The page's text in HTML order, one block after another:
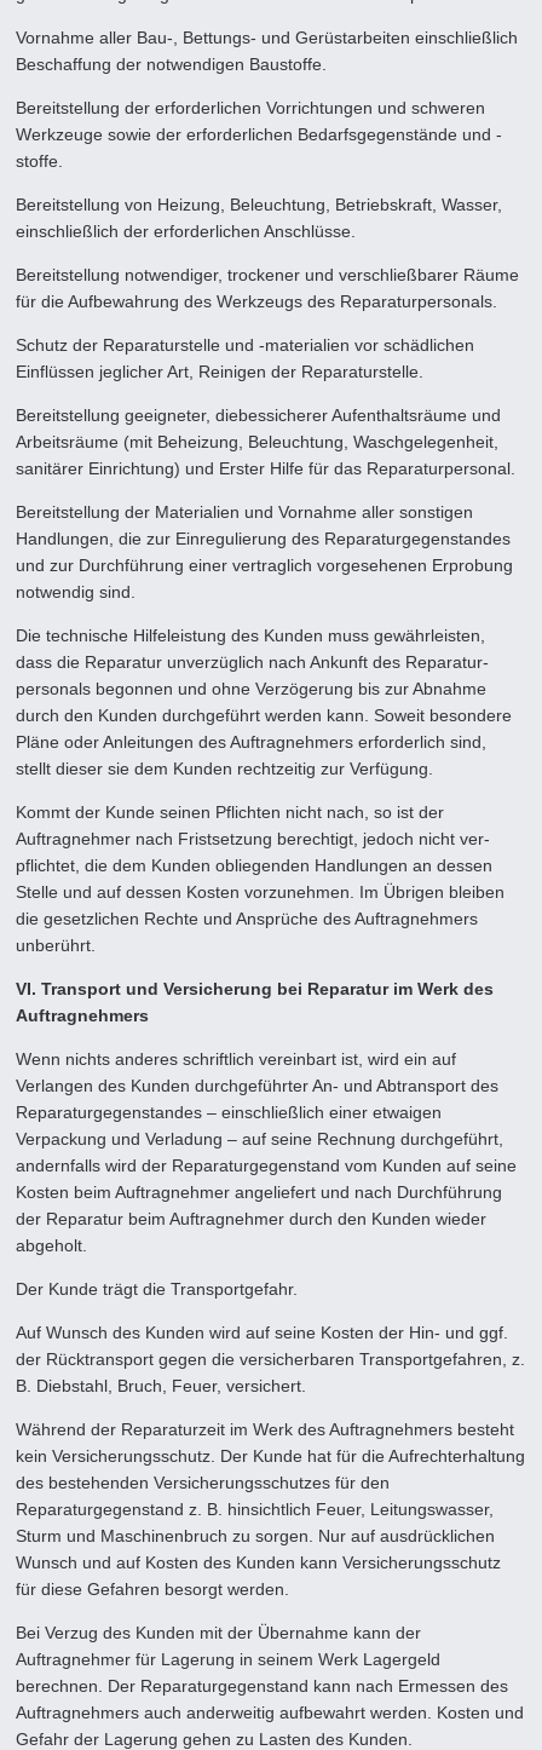
Vornahme aller Bau-, Bettungs- und Gerüstarbeiten einschließlich
Beschaffung der notwendigen Baustoffe.
Bereitstellung der erforderlichen Vorrichtungen und schweren
Werkzeuge sowie der erforderlichen Bedarfsgegenstände und -
stoffe.
Bereitstellung von Heizung, Beleuchtung, Betriebskraft, Wasser,
einschließlich der erforderlichen Anschlüsse.
Bereitstellung notwendiger, trockener und verschließbarer Räume
für die Aufbewahrung des Werkzeugs des Reparatur­personals.
Schutz der Reparaturstelle und -materialien vor schädlichen
Einflüssen jeglicher Art, Reinigen der Reparaturstelle.
Bereitstellung geeigneter, diebessicherer Aufenthaltsräume und
Arbeitsräume (mit Beheizung, Beleuchtung, Waschge­legenheit,
sanitärer Einrichtung) und Erster Hilfe für das Reparaturpersonal.
Bereitstellung der Materialien und Vornahme aller sonstigen
Handlungen, die zur Einregulierung des Reparaturgegen­standes
und zur Durchführung einer vertraglich vorgesehenen Erprobung
notwendig sind.
Die technische Hilfeleistung des Kunden muss gewährleisten,
dass die Reparatur unverzüglich nach Ankunft des Reparatur­
personals begonnen und ohne Verzögerung bis zur Abnahme
durch den Kunden durchgeführt werden kann. Soweit beson­dere
Pläne oder Anleitungen des Auftragnehmers erforderlich sind,
stellt dieser sie dem Kunden rechtzeitig zur Verfügung.
Kommt der Kunde seinen Pflichten nicht nach, so ist der
Auftragnehmer nach Fristsetzung berechtigt, jedoch nicht ver­
pflichtet, die dem Kunden obliegenden Handlungen an dessen
Stelle und auf dessen Kosten vorzunehmen. Im Übrigen blei­ben
die gesetzlichen Rechte und Ansprüche des Auftragnehmers
unberührt.
VI. Transport und Versicherung bei Reparatur im Werk des
Auftragnehmers
Wenn nichts anderes schriftlich vereinbart ist, wird ein auf
Verlangen des Kunden durchgeführter An- und Abtransport des
Reparaturgegenstandes – einschließlich einer etwaigen
Verpackung und Verladung – auf seine Rechnung durchgeführt,
andernfalls wird der Reparaturgegenstand vom Kunden auf seine
Kosten beim Auftragnehmer angeliefert und nach Durch­führung
der Reparatur beim Auftragnehmer durch den Kunden wieder
abgeholt.
Der Kunde trägt die Transportgefahr.
Auf Wunsch des Kunden wird auf seine Kosten der Hin- und ggf.
der Rücktransport gegen die versicherbaren Transportge­fahren, z.
B. Diebstahl, Bruch, Feuer, versichert.
Während der Reparaturzeit im Werk des Auftragnehmers besteht
kein Versicherungsschutz. Der Kunde hat für die Aufrecht­erhaltung
des bestehenden Versicherungsschutzes für den
Reparaturgegenstand z. B. hinsichtlich Feuer, Leitungswasser,
Sturm und Maschinenbruch zu sorgen. Nur auf ausdrücklichen
Wunsch und auf Kosten des Kunden kann Versicherungs­schutz
für diese Gefahren besorgt werden.
Bei Verzug des Kunden mit der Übernahme kann der
Auftragnehmer für Lagerung in seinem Werk Lagergeld
berechnen. Der Reparaturgegenstand kann nach Ermessen des
Auftragnehmers auch anderweitig aufbewahrt werden. Kosten und
Gefahr der Lagerung gehen zu Lasten des Kunden.